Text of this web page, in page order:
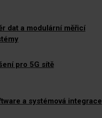
dat a modulární měřicí
pro 5G sítě
a systémová integrace